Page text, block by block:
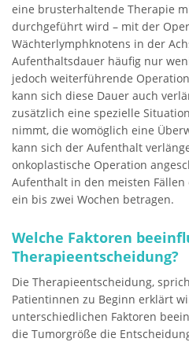
eine brusterhaltende Therapie
durchgeführt wird – mit der
Wächterlymphknotens in der
Aufenthaltsdauer häufig nur
jedoch weiterführende
kann sich diese Dauer auch
zusätzlich eine spezielle
nimmt, die womöglich eine
kann sich der Aufenthalt
onkoplastische Operation
Aufenthalt in den meisten
ein bis zwei Wochen betragen.
Welche Faktoren
Therapieentscheidung?
Die Therapieentscheidung,
Patientinnen zu Beginn erklärt
unterschiedlichen Faktoren
die Tumorgröße die